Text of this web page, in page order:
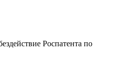
Роспатента по